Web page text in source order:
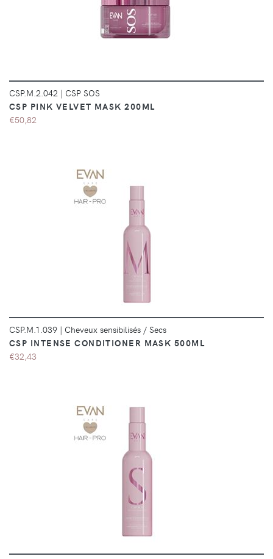
CSP.M.2.042 | CSP SOS
CSP PINK VELVET MASK 200ML
€50,82
DÉTAILS
CSP.M.1.039 | Cheveux sensibilisés / Secs
CSP INTENSE CONDITIONER MASK 500ML
€32,43
DÉTAILS